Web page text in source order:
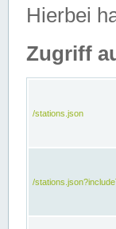
Hierbei
Zugriff
/stations.json
/